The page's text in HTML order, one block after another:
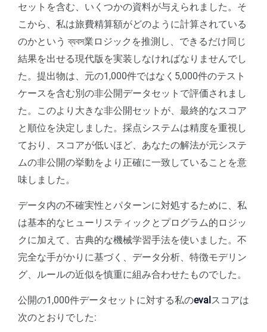
セットを含む、いくつかの資料が与えられました。そ
こから、私は旅費精算額がどのように計算されている
のかという ব্যবস業ロジックを推測し、できるだけ同じ
結果を出せる現代版を実装しなければなりませんでし
た。提出物は、元の1,000件ではなく5,000件のテスト
ケースを含む別の非公開データセットで評価されまし
た。このより大きな非公開セットが、最終的なスコア
と順位を決定しました。採点システムは精度を重視し
ており、スコアが低いほど、あなたの解法が元システ
ムの非公開の挙動をより正確に一致していることを意
味しました。
データ内の不確実性とパターンに対処するために、私
は基本的なヒューリスティックとプログラム的ロジッ
クに加えて、古典的な機械学習手法を使いました。不
完全な手がかりに基づく、データ分析、特徴モデリン
グ、ルールの近似を慎重に組み合わせたものでした。
公開の1,000件データセットに対する私のevalスコアは
次のとおりでした: